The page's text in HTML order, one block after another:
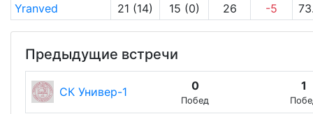
Yranved
21 (14) 15 (0) 26 -5
Предыдущие встречи
СК Универ-1 0
Побед
1